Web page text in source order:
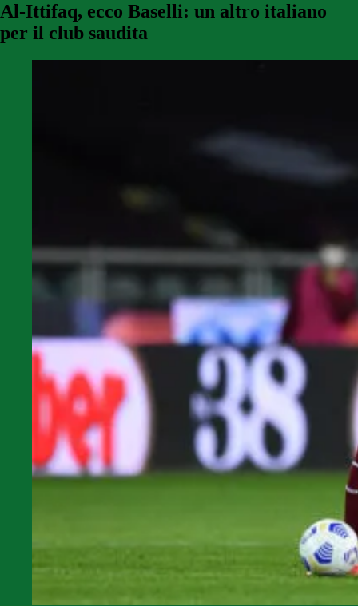
Al-Ittifaq, ecco Baselli: un altro italiano
per il club saudita